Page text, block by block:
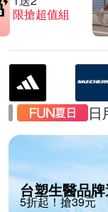
限搶超值組
日
台塑生醫品
5折起！搶39元